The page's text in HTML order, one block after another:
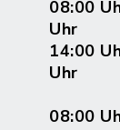
08:00
Uhr
14:00
Uhr
08:00